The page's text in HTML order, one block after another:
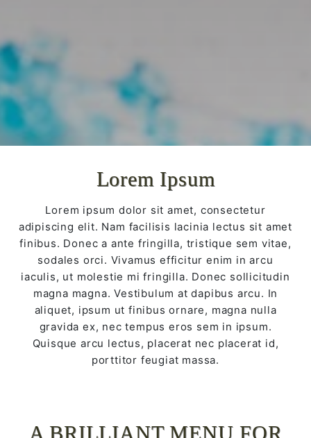
Lorem Ipsum
Lorem ipsum dolor sit amet, consectetur
adipiscing elit. Nam facilisis lacinia lectus sit amet
finibus. Donec a ante fringilla, tristique sem vitae,
sodales orci. Vivamus efficitur enim in arcu
iaculis, ut molestie mi fringilla. Donec sollicitudin
magna magna. Vestibulum at dapibus arcu. In
aliquet, ipsum ut finibus ornare, magna nulla
gravida ex, nec tempus eros sem in ipsum.
Quisque arcu lectus, placerat nec placerat id,
porttitor feugiat massa.
A BRILLIANT MENU FOR